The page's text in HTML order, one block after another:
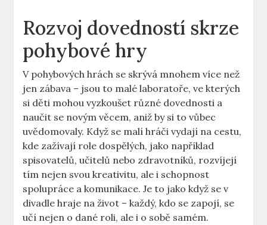
Rozvoj dovedností skrze
pohybové hry
V pohybových hrách se skrývá mnohem více než
jen zábava – jsou to malé laboratoře, ve kterých
si děti mohou vyzkoušet různé dovednosti a
naučit se novým věcem, aniž by si to vůbec
uvědomovaly. Když se malí hráči vydají na cestu,
kde zažívají role dospělých, jako například
spisovatelů, učitelů nebo zdravotníků, rozvíjejí
tím nejen svou kreativitu, ale i schopnost
spolupráce a komunikace. Je to jako když se v
divadle hraje na život – každý, kdo se zapojí, se
učí nejen o dané roli, ale i o sobě samém.